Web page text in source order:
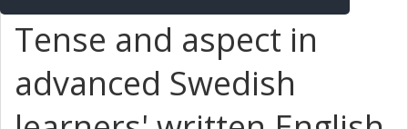
Tense and aspect in
advanced Swedish